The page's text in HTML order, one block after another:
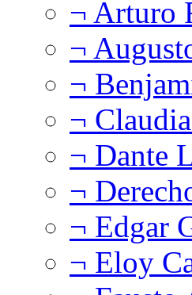
¬ Arturo
¬
¬
¬
¬ Dante
¬
¬ Edgar
¬ Eloy